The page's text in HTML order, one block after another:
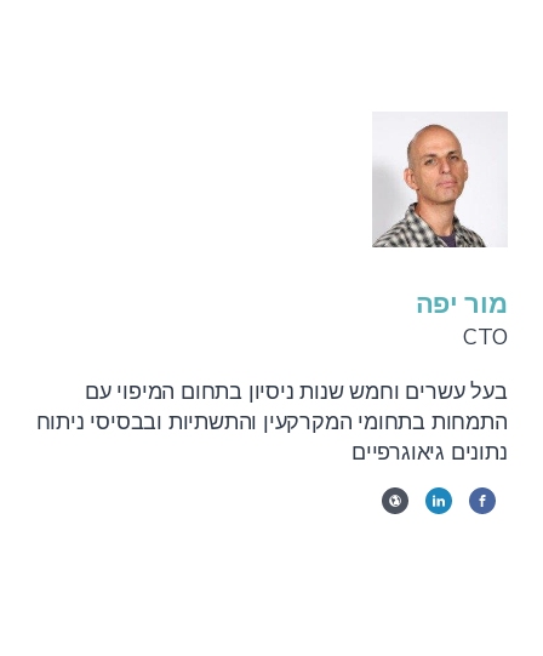
מור יפה
CTO
בעל עשרים וחמש שנות ניסיון בתחום המיפוי עם
התמחות בתחומי המקרקעין והתשתיות ובבסיסי ניתוח
נתונים גיאוגרפיים